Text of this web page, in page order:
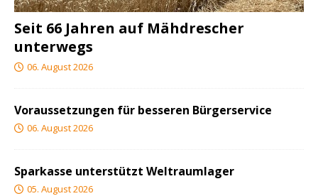
Seit 66 Jahren auf Mähdrescher
unterwegs
06. August 2026
Voraussetzungen für besseren Bürgerservice
06. August 2026
Sparkasse unterstützt Weltraumlager
05. August 2026